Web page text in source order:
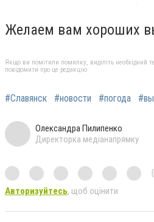
Желаем вам хороших
Якщо ви помітили помилку, виділіть необхідний
повідомити про це редакцію
#Славянск #новости #погода
Олександра Пилипенко
Директорка медіанапрямку
Авторизуйтесь, щоб оцінити